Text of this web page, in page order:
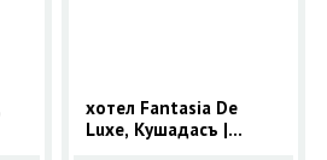
хотел Fantasia De
Luxe, Кушадасъ |